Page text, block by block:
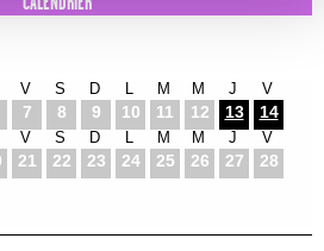
V
7
S
8
D
9 10
M
11
M
12
J
13
V
14
V
21
S
22
D
23 24
M
25
M
26
J
27
V
28